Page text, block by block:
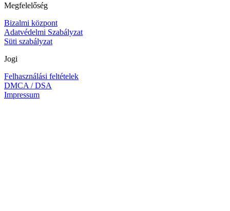
Megfelelőség
Bizalmi központ
Adatvédelmi Szabályzat
Süti szabályzat
Jogi
Felhasználási feltételek
DMCA / DSA
Impressum